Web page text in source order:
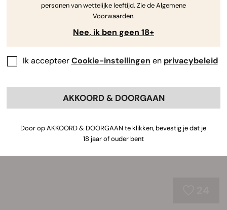
Cannabis Lifestyle Blogs
Welkom op de plek waar culinaire creativiteit en
informatie die je helpt om de lekkerste edibles te maken
en je inspireert om nieuwe wietrecepten te ontdekken!
personen van wettelijke leeftijd. Zie de Algemene
Voorwaarden.
Nee, ik ben geen 18+
Ik accepteerCookie-instellingen en privacybeleid
AKKOORD & DOORGAAN
Door op AKKOORD & DOORGAAN te klikken, bevestig je dat je
18 jaar of ouder bent